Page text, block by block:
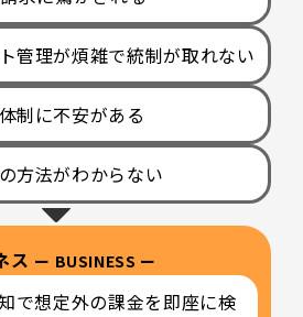
管理が煩雑で統制が取れない
制に不安がある
方法がわからない
ス ー BUSINESS ー
で想定外の課金を即座に検